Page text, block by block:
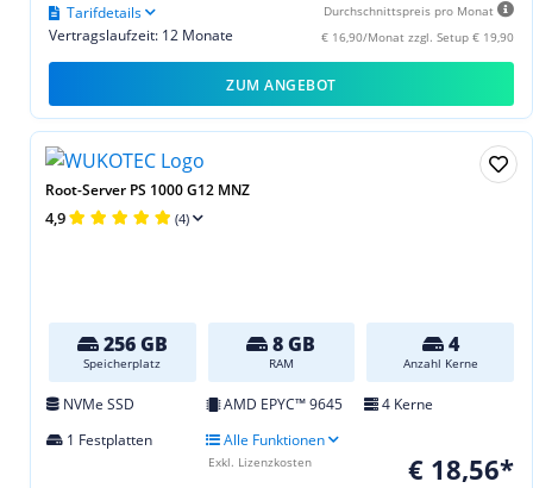
Durchschnittspreis pro Monat
€ 16,90/Monat zzgl. Setup € 19,90
Vertragslaufzeit: 12 Monate
Tarifdetails
ZUM ANGEBOT
Root-Server PS 1000 G12 MNZ
4,9 (4)
256 GB
Speicherplatz
8 GB
RAM
4
Anzahl Kerne
NVMe SSD AMD EPYC™ 9645
4 Kerne
1 Festplatten
Alle Funktionen
€ 18,56*
Exkl. Lizenzkosten